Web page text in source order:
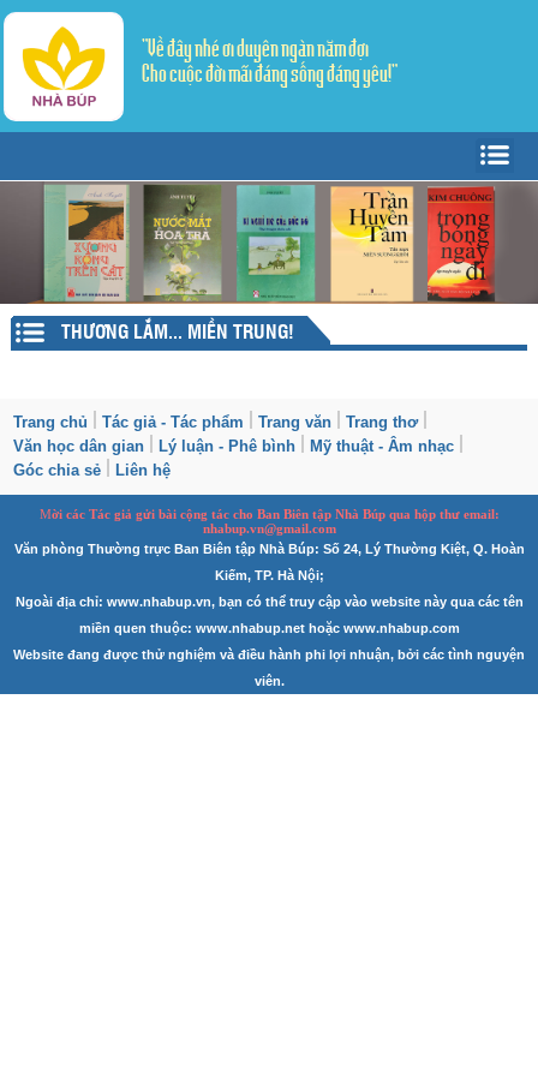
"Về đây nhé ơi duyên ngàn năm đợi
Cho cuộc đời mãi đáng sống đáng yêu!"
Giới thiệu
Tác giả - Tác phẩm
Trang văn ▼
Tản Văn
Truyện ngắn
Thể ký
Trang thơ ▼
Sáng tác
Dịch thơ
Văn học dân gian
Lý luận - Phê bình
Mỹ thuật - Âm nhạc
Góc chia sẻ
Liên hệ
Tìm kiếm
THƯƠNG LẮM... MIỀN TRUNG!
Trang chủ Tác giả - Tác phẩm Trang văn
Trang thơ
Văn học dân gian
Lý luận - Phê bình
Mỹ thuật - Âm nhạc
Góc chia sẻ
Liên hệ
Mời các Tác giả gửi bài cộng táccho Ban Biên tập Nhà Búp qua hộp thư email:
nhabup.vn@gmail.com
Văn phòng Thường trực Ban Biên tập Nhà Búp: Số 24, Lý Thường Kiệt, Q. Hoàn
Kiếm, TP. Hà Nội;
Ngoài địa chỉ: www.nhabup.vn, bạn có thể truy cập vào website này qua các tên
miền quen thuộc: www.nhabup.net hoặc www.nhabup.com
Website đang được thử nghiệm và điều hành phi lợi nhuận, bởi các tình nguyện
viên.